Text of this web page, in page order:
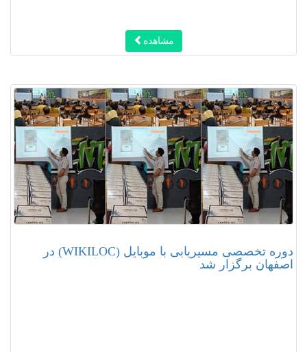
مشاهده
دوره تخصصی مسیریابی با موبایل (WIKILOC) در
اصفهان برگزار شد